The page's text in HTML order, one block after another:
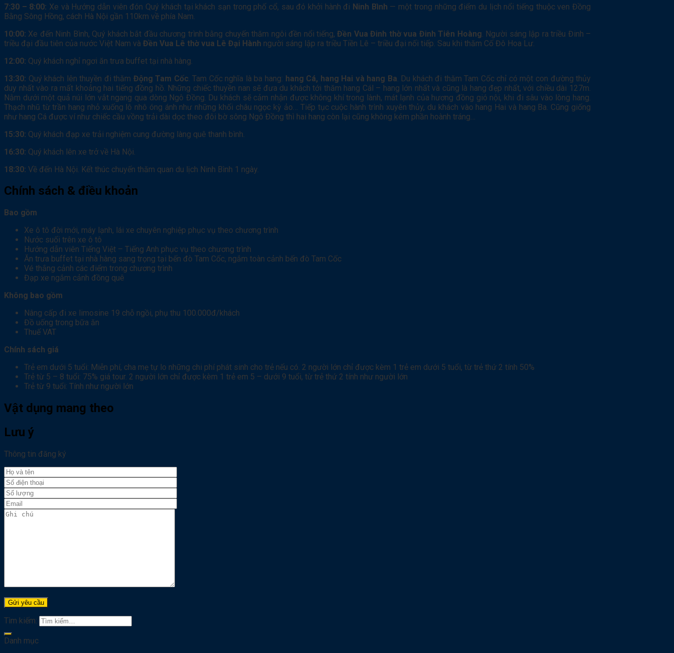
7:30 – 8:00: Xe và Hướng dẫn viên đón Quý khách tại khách sạn trong phố cổ, sau đó khởi hành đi Ninh Bình — một trong những điểm du lịch nổi tiếng thuộc ven Đồng
Bằng Sông Hồng, cách Hà Nội gần 110km về phía Nam.
10:00: Xe đến Ninh Bình, Quý khách bắt đầu chương trình bằng chuyến thăm ngôi đền nổi tiếng,Đền Vua Đinh thờ vua Đinh Tiên Hoàng . Người sáng lập ra triều Đinh –
triều đại đầu tiên của nước Việt Nam và Đền Vua Lê thờ vua Lê Đại Hành người sáng lập ra triều Tiền Lê – triều đại nối tiếp. Sau khi thăm Cố Đô Hoa Lư.
12:00: Quý khách nghỉ ngơi ăn trưa buffet tại nhà hàng.
13:30: Quý khách lên thuyền đi thăm Động Tam Cốc . Tam Cốc nghĩa là ba hang: hang Cá, hang Hai và hang Ba . Du khách đi thăm Tam Cốc chỉ có một con đường thủy
duy nhất vào ra mất khoảng hai tiếng đồng hồ. Những chiếc thuyền nan sẽ đưa du khách tới thăm hang Cál – hang lớn nhất và cũng là hang đẹp nhất, với chiều dài 127m.
Nằm dưới một quả núi lớn vắt ngang qua dòng Ngô Đồng. Du khách sẽ cảm nhận được không khí trong lành, mát lạnh của hương đồng gió nội, khi đi sâu vào lòng hang.
Thạch nhũ từ trần hang nhỏ xuống lô nhô óng ánh như những khối châu ngọc kỳ ảo… Tiếp tục cuộc hành trình xuyên thủy, du khách vào hang Hai và hang Ba. Cũng giống
như hang Cá được ví như chiếc cầu vồng trải dài dọc theo đôi bờ sông Ngô Đồng thì hai hang còn lại cũng không kém phần hoành tráng…
15:30: Quý khách đạp xe trải nghiệm cung đường làng quê thanh bình.
16:30: Quý khách lên xe trở về Hà Nội.
18:30: Về đến Hà Nội. Kết thúc chuyến thăm quan du lịch Ninh Bình 1 ngày.
Chính sách & điều khoản
Bao gồm
Xe ô tô đời mới, máy lạnh, lái xe chuyên nghiệp phục vụ theo chương trình
Nước suối trên xe ô tô
Hướng dẫn viên Tiếng Việt – Tiếng Anh phục vụ theo chương trình
Ăn trưa buffet tại nhà hàng sang trọng tại bến đò Tam Cốc, ngắm toàn cảnh bến đò Tam Cốc
Vé thắng cảnh các điểm trong chương trình
Đạp xe ngắm cảnh đồng quê
Không bao gồm
Nâng cấp đi xe limosine 19 chỗ ngồi, phụ thu 100.000đ/khách
Đồ uống trong bữa ăn
Thuế VAT
Chính sách giá
Trẻ em dưới 5 tuổi: Miễn phí, cha mẹ tự lo những chi phí phát sinh cho trẻ nếu có. 2 người lớn chỉ được kèm 1 trẻ em dưới 5 tuổi, từ trẻ thứ 2 tính 50%
Trẻ từ 5 – 8 tuổi: 75% giá tour. 2 người lớn chỉ được kèm 1 trẻ em 5 – dưới 9 tuổi, từ trẻ thứ 2 tính như người lớn
Trẻ từ 9 tuổi: Tính như người lớn
Vật dụng mang theo
Lưu ý
Thông tin đăng ký
Tìm kiếm:
Danh mục